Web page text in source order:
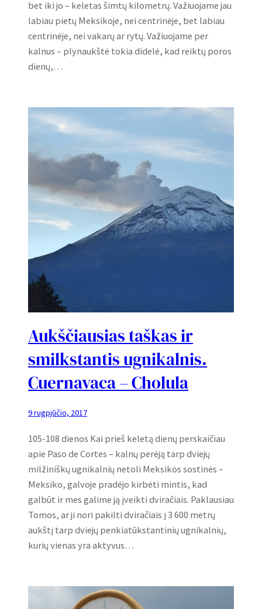
bet iki jo – keletas šimtų kilometrų. Važiuojame jau
labiau pietų Meksikoje, nei centrinėje, bet labiau
centrinėje, nei vakarų ar rytų. Važiuojame per
kalnus – plynaukštė tokia didelė, kad reiktų poros
dienų,…
Aukščiausias taškas ir
smilkstantis ugnikalnis.
Cuernavaca – Cholula
9 rugpjūčio, 2017
105-108 dienos Kai prieš keletą dienų perskaičiau
apie Paso de Cortes – kalnų perėją tarp dviejų
milžiniškų ugnikalnių netoli Meksikos sostinės –
Meksiko, galvoje pradėjo kirbėti mintis, kad
galbūt ir mes galime ją įveikti dviračiais. Paklausiau
Tomos, ar ji nori pakilti dviračiais į 3 600 metrų
aukštį tarp dviejų penkiatūkstantinių ugnikalnių,
kurių vienas yra aktyvus…